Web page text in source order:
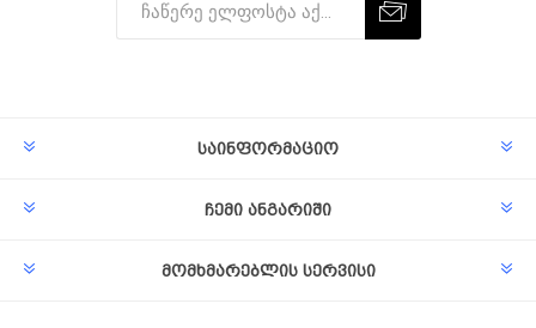
საინფორმაციო
ჩემი ანგარიში
მომხმარებლის სერვისი